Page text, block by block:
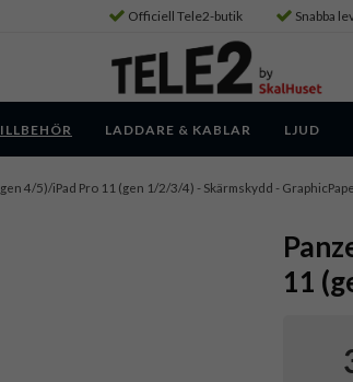
Officiell Tele2-butik Snabba
LADDARE & KABLAR LJUD
4/5)/iPad Pro 11 (gen 1/2/3/4) - Skärmskydd -
11